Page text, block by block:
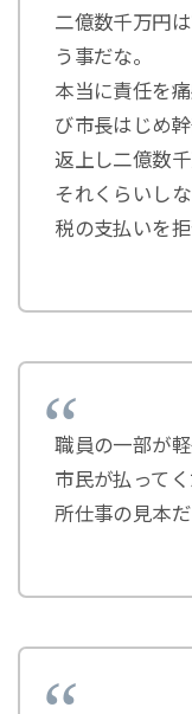
二億数千万円
う事だな。
本当に責任を
び市長はじめ
返上し二億数
それくらいし
税の支払いを
職員の一部が
市民が払って
所仕事の見本だ